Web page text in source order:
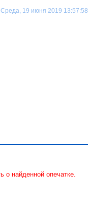
Среда, 19 июня 2019 13:57:58